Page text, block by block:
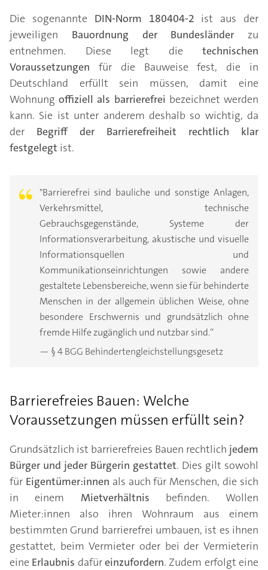
Die sogenannte DIN-Norm 180404-2 ist aus der
jeweiligen Bauordnung der Bundesländer zu
entnehmen. Diese legt die technischen
Voraussetzungen für die Bauweise
fest, die in
Deutschland erfüllt sein müssen, damit eine
Wohnung offiziell als barrierefrei bezeichnet werden
kann. Sie ist unter anderem deshalb so wichtig, da
der Begriff der Barrierefreiheit rechtlich klar
festgelegt ist.
"Barrierefrei sind bauliche und sonstige Anlagen,
Verkehrsmittel, technische
Gebrauchsgegenstände, Systeme der
Informationsverarbeitung, akustische und visuelle
Informationsquellen und
Kommunikationseinrichtungen sowie andere
gestaltete Lebensbereiche, wenn sie für behinderte
Menschen in der allgemein üblichen Weise, ohne
besondere Erschwernis und grundsätzlich ohne
fremde Hilfe zugänglich und nutzbar sind.“
— § 4 BGG Behindertengleichstellungsgesetz
Barrierefreies Bauen: Welche
Voraussetzungen müssen erfüllt sein?
Grundsätzlich ist barrierefreies Bauen rechtlich jedem
Bürger und jeder Bürgerin gestattet. Dies gilt sowohl
für Eigentümer:innen als auch für Menschen, die sich
in einem Mietverhältnis befinden. Wollen
Mieter:innen also ihren Wohnraum aus einem
bestimmten Grund barrierefrei umbauen, ist es ihnen
gestattet, beim Vermieter oder bei der Vermieterin
eine Erlaubnis dafüreinzufordern. Zudem erfolgt eine